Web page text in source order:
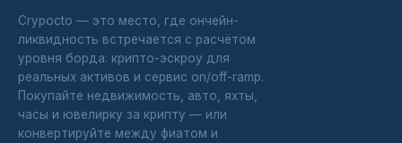
Crypocto — это место, где ончейн-
ликвидность встречается с расчётом
уровня борда: крипто-эскроу для
реальных активов и сервис on/off-ramp.
Покупайте недвижимость, авто, яхты,
часы и ювелирку за крипту — или
конвертируйте между фиатом и